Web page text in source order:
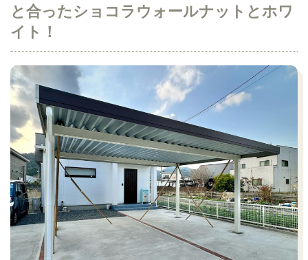
と合ったショコラウォールナットとホワ
イト！